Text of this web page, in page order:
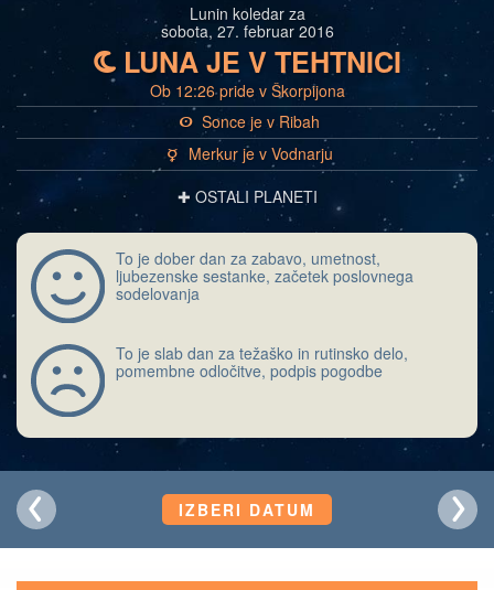
Lunin koledar za
sobota, 27. februar 2016
bLUNA JE V TEHTNICI
Ob 12:26 pride v Škorpijona
a Sonce je v Ribah
c
Merkur je v Vodnarju
✚ OSTALI PLANETI
To je dober dan za zabavo, umetnost,
ljubezenske sestanke, začetek poslovnega
sodelovanja
To je slab dan za težaško in rutinsko delo,
pomembne odločitve, podpis pogodbe
IZBERI DATUM